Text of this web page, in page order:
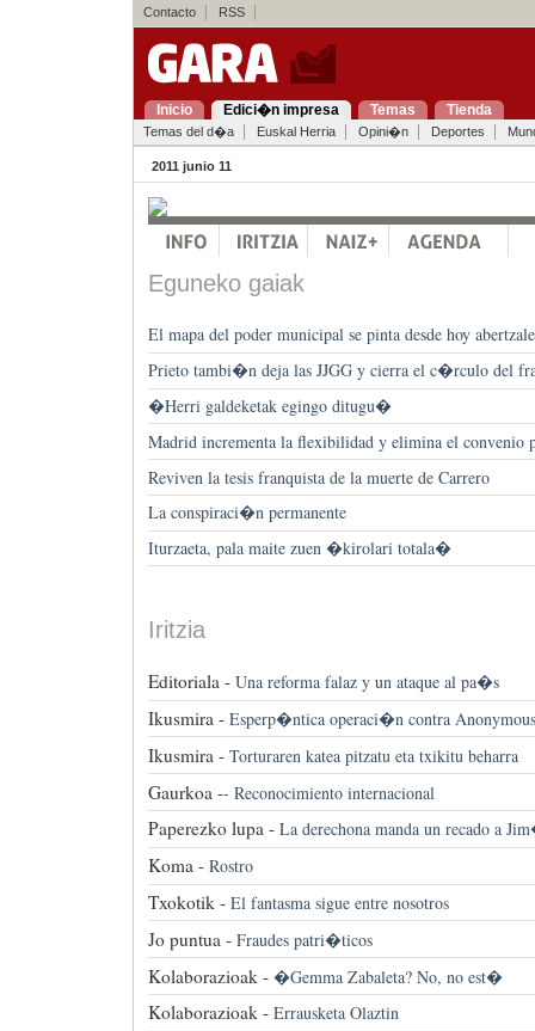
Contacto RSS
Inicio Edici�n impresa Temas Tienda
Temas del d�a Euskal Herria Opini�n Deportes
2011 junio 11
Eguneko gaiak
El mapa del poder municipal se pinta desde hoy abertzale
Prieto tambi�n deja las JJGG y cierra el c�rculo del
�Herri galdeketak egingo ditugu�
Madrid incrementa la flexibilidad y elimina el convenio
Reviven la tesis franquista de la muerte de Carrero
La conspiraci�n permanente
Iturzaeta, pala maite zuen �kirolari totala�
Iritzia
Editoriala - Una reforma falaz y un ataque al pa�s
Ikusmira - Esperp�ntica operaci�n contra Anonymous
Ikusmira - Torturaren katea pitzatu eta txikitu beharra
Gaurkoa -- Reconocimiento internacional
Paperezko lupa - La derechona manda un recado a
Koma - Rostro
Txokotik - El fantasma sigue entre nosotros
Jo puntua - Fraudes patri�ticos
Kolaborazioak - �Gemma Zabaleta? No, no est�
Kolaborazioak - Errausketa Olaztin